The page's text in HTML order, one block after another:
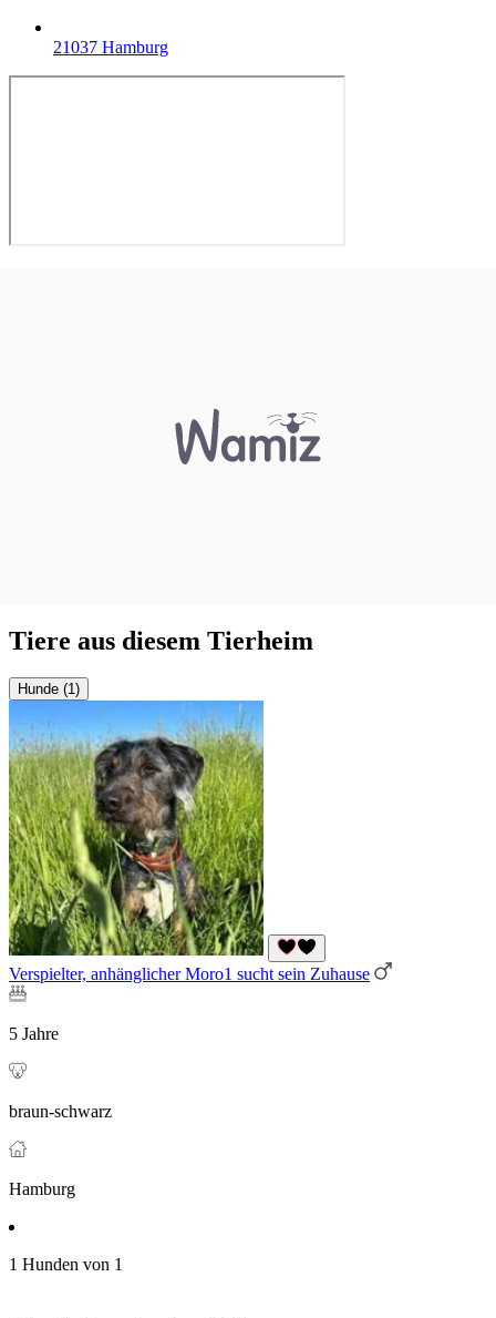
21037 Hamburg
Tiere aus diesem Tierheim
Hunde (1)
Verspielter, anhänglicher Moro1 sucht sein Zuhause
5 Jahre
braun-schwarz
Hamburg
1 Hunden von 1